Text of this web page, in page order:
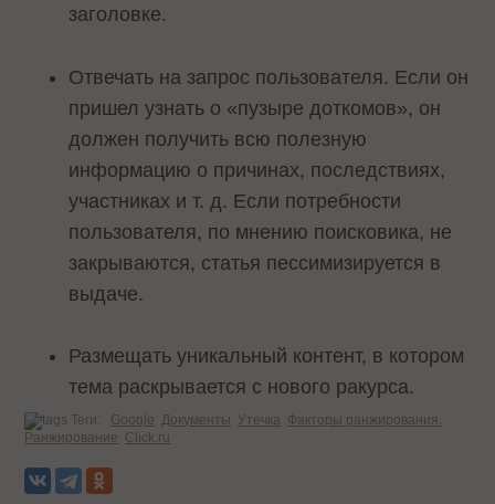
заголовке.
Отвечать на запрос пользователя. Если он
пришел узнать о «пузыре доткомов», он
должен получить всю полезную
информацию о причинах, последствиях,
участниках и т. д. Если потребности
пользователя, по мнению поисковика, не
закрываются, статья пессимизируется в
выдаче.
Размещать уникальный контент, в котором
тема раскрывается с нового ракурса.
Теги: Google Документы Утечка Факторы ранжирования.
Ранжирование Click.ru